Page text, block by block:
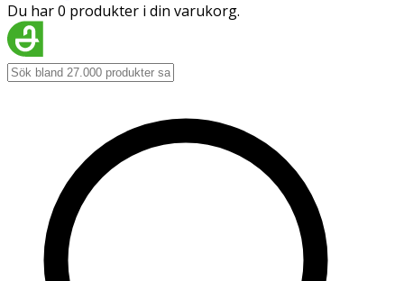
Du har 0 produkter i din varukorg.